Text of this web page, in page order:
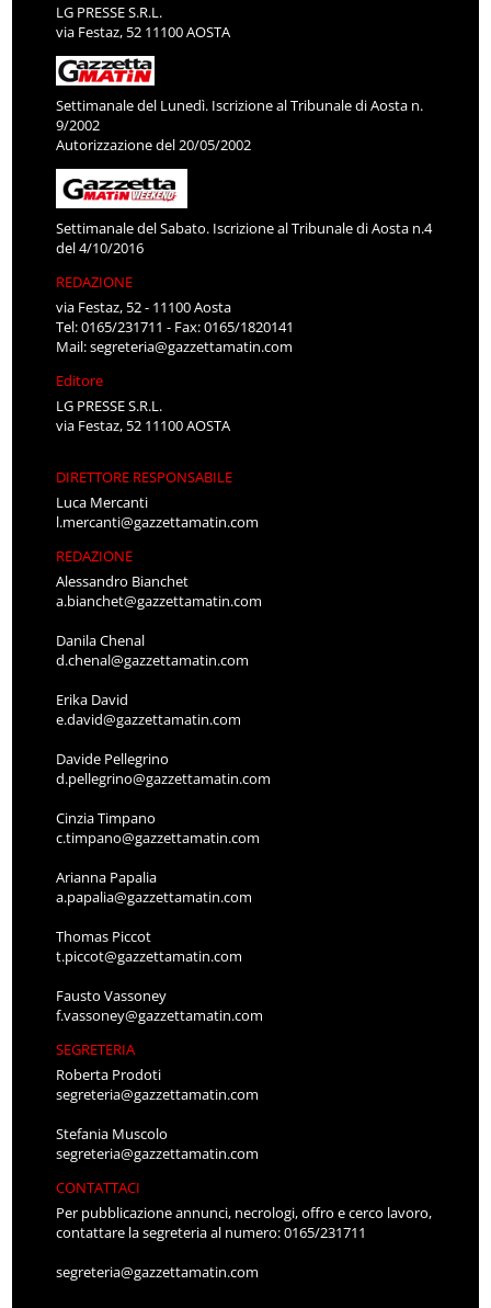
LG PRESSE S.R.L.
via Festaz, 52 11100 AOSTA
Settimanale del Lunedì. Iscrizione al Tribunale di Aosta n.
9/2002
Autorizzazione del 20/05/2002
Settimanale del Sabato. Iscrizione al Tribunale di Aosta n.4
del 4/10/2016
REDAZIONE
via Festaz, 52 - 11100 Aosta
Tel: 0165/231711 - Fax: 0165/1820141
Mail:segreteria@gazzettamatin.com
Editore
LG PRESSE S.R.L.
via Festaz, 52 11100 AOSTA
DIRETTORE RESPONSABILE
Luca Mercanti
l.mercanti@gazzettamatin.com
REDAZIONE
Alessandro Bianchet
a.bianchet@gazzettamatin.com
Danila Chenal
d.chenal@gazzettamatin.com
Erika David
e.david@gazzettamatin.com
Davide Pellegrino
d.pellegrino@gazzettamatin.com
Cinzia Timpano
c.timpano@gazzettamatin.com
Arianna Papalia
a.papalia@gazzettamatin.com
Thomas Piccot
t.piccot@gazzettamatin.com
Fausto Vassoney
f.vassoney@gazzettamatin.com
SEGRETERIA
Roberta Prodoti
segreteria@gazzettamatin.com
Stefania Muscolo
segreteria@gazzettamatin.com
CONTATTACI
Per pubblicazione annunci, necrologi, offro e cerco lavoro,
contattare la segreteria al numero: 0165/231711
segreteria@gazzettamatin.com